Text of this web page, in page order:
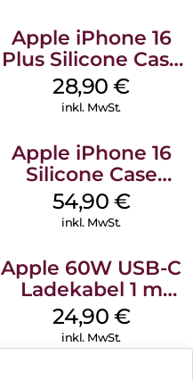
Apple iPhone 16
Plus Silicone Case
MagSafe Black
28,90€
inkl. MwSt.
Apple iPhone 16
Silicone Case
MagSafe Black
54,90 €
inkl. MwSt.
Apple 60W USB-C
Ladekabel 1 m
Weiß
24,90 €
inkl. MwSt.